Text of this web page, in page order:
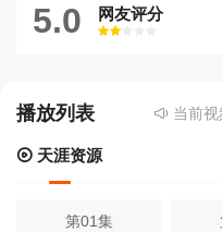
5.0 网友评分
很差
较差还行推荐力荐
播放列表 当前视
天涯资源
第01集